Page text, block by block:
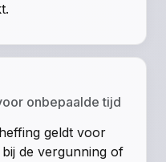
onbepaalde tijd
geldt voor
de vergunning of